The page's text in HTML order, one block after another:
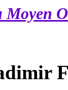
Moyen